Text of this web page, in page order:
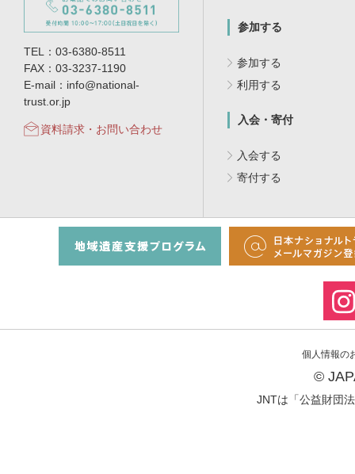
TEL：03-6380-8511
FAX：03-3237-1190
E-mail：info@national-
trust.or.jp
資料請求・お問い合わせ
参加する
参加する
利用する
入会・寄付
入会する
寄付する
個人情報の
©
JNTは「公益財団